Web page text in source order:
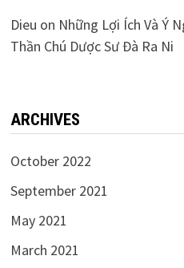
Dieu on Những Lợi Ích Và Ý
Thần Chú Dược Sư Đà Ra Ni
ARCHIVES
October 2022
September 2021
May 2021
March 2021